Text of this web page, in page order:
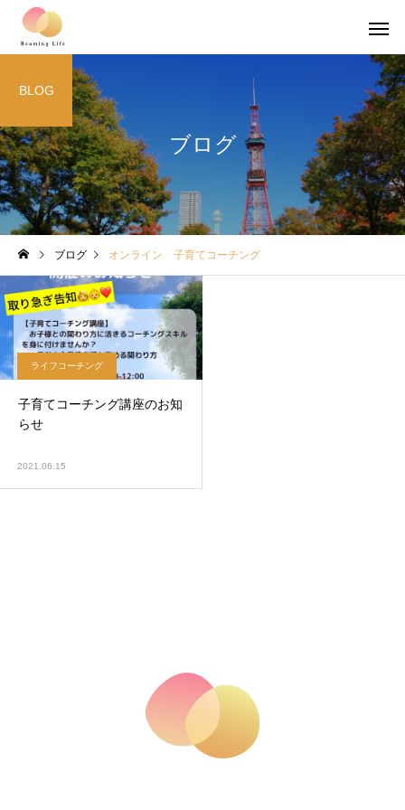
ブログ
BLOG
ブログ オンライン 子育てコーチング
ライフコーチング
子育てコーチング講座のお知
らせ
2021.06.15